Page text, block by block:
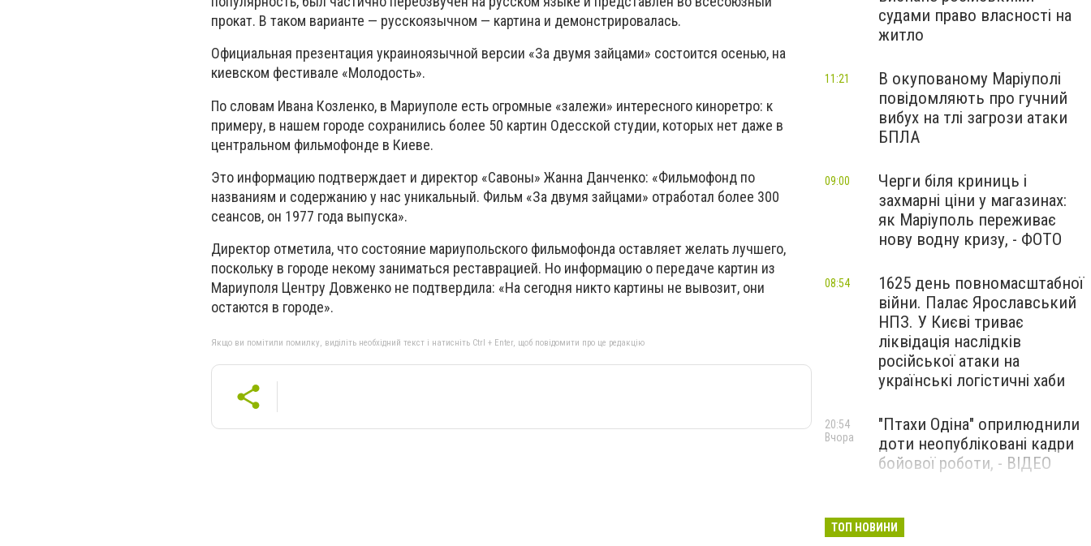
прокат. В таком варианте — русскоязычном — картина и демонстрировалась.
Официальная презентация украиноязычной версии «За двумя зайцами» состоится осенью, на
киевском фестивале «Молодость».
По словам Ивана Козленко, в Мариуполе есть огромные «залежи» интересного киноретро: к
примеру, в нашем городе сохранились более 50 картин Одесской студии, которых нет даже в
центральном фильмофонде в Киеве.
Это информацию подтверждает и директор «Савоны» Жанна Данченко: «Фильмофонд по
названиям и содержанию у нас уникальный. Фильм «За двумя зайцами» отработал более 300
сеансов, он 1977 года выпуска».
Директор отметила, что состояние мариупольского фильмофонда оставляет желать лучшего,
поскольку в городе некому заниматься реставрацией. Но информацию о передаче картин из
Мариуполя Центру Довженко не подтвердила: «На сегодня никто картины не вывозит, они
остаются в городе».
Якщо ви помітили помилку, виділіть необхідний текст і натисніть Ctrl + Enter, щоб повідомити про це редакцію
судами право власності на
житло
В окупованому Маріуполі
повідомляють про гучний
вибух на тлі загрози атаки
БПЛА
11:21
Черги біля криниць і
захмарні ціни у магазинах:
як Маріуполь переживає
нову водну кризу, - ФОТО
09:00
1625 день повномасштабної
війни. Палає Ярославський
НПЗ. У Києві триває
ліквідація наслідків
російської атаки на
українські логістичні хаби
08:54
"Птахи Одіна" оприлюднили
доти неопубліковані кадри
бойової роботи, - ВІДЕО
20:54
Вчора
Бєдняков зіграє тата
Вчора
ТОП НОВИНИ